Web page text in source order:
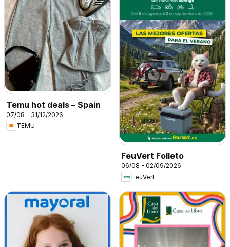
Temu hot deals – Spain
07/08 - 31/12/2026
TEMU
FeuVert Folleto
06/08 - 02/09/2026
FeuVert